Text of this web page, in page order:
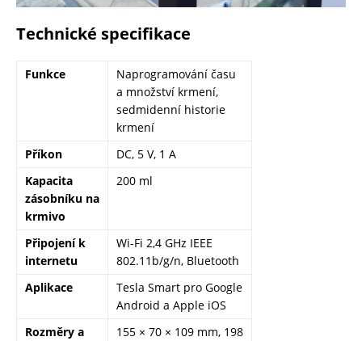
Technické specifikace
Funkce
Naprogramování času
a množství krmení,
sedmidenní historie
krmení
Příkon
DC, 5 V, 1 A
Kapacita
zásobníku na
krmivo
200 ml
Připojení k
internetu
Wi-Fi 2,4 GHz IEEE
802.11b/g/n, Bluetooth
Aplikace
Tesla Smart pro Google
Android a Apple iOS
Rozměry a
155 × 70 × 109 mm, 198